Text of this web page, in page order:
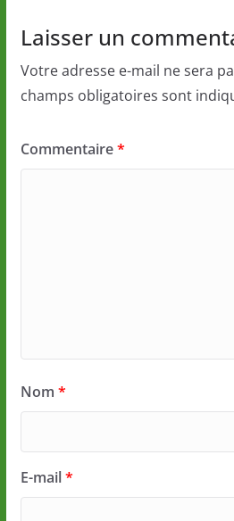
Laisser un
Votre adresse e-mail ne sera
champs obligatoires sont
Commentaire*
Nom *
E-mail*